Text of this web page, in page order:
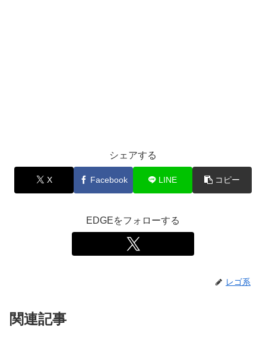
シェアする
X Facebook LINE コピー
EDGEをフォローする
レゴ系
関連記事